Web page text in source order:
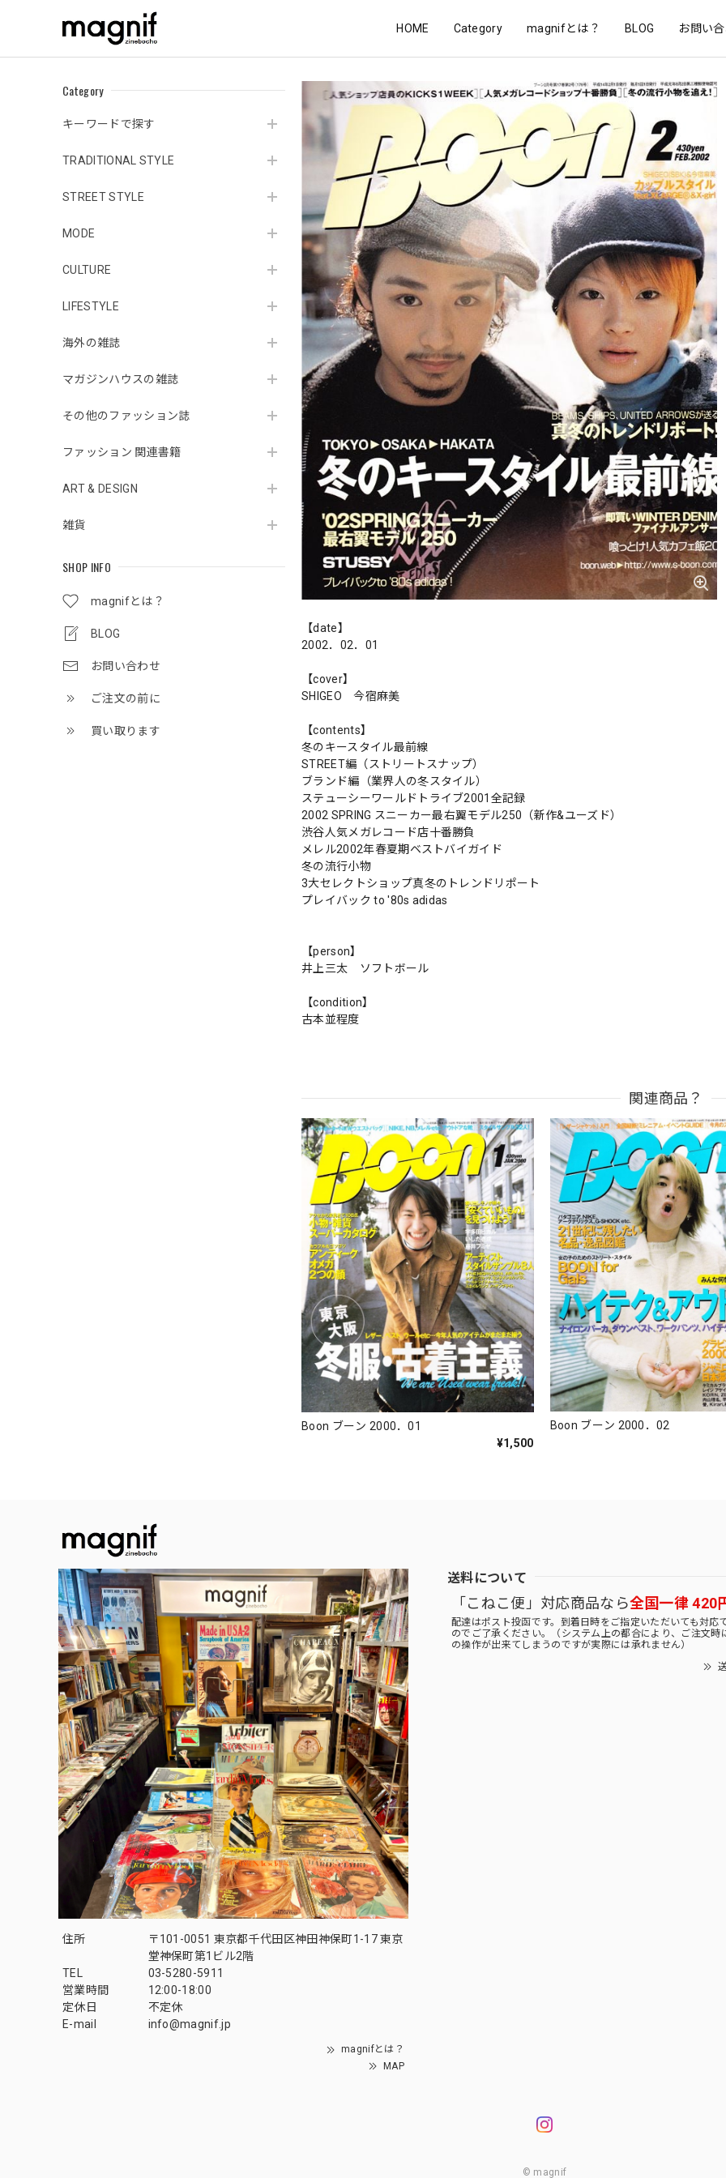
HOME Category magnifとは？ BLOG お問い
Category
キーワードで探す
TRADITIONAL STYLE
STREET STYLE
MODE
CULTURE
LIFESTYLE
海外の雑誌
マガジンハウスの雑誌
その他のファッション誌
ファッション 関連書籍
ART & DESIGN
雑貨
SHOP INFO
magnifとは？
BLOG
お問い合わせ
ご注文の前に
買い取ります
【date】
2002．02．01
【cover】
SHIGEO 今宿麻美
【contents】
冬のキースタイル最前線
STREET編（ストリートスナップ）
ブランド編（業界人の冬スタイル）
ステューシーワールドトライブ2001全記録
2002 SPRING スニーカー最右翼モデル250（新作&ユーズド）
渋谷人気メガレコード店十番勝負
メレル2002年春夏期ベストバイガイド
冬の流行小物
3大セレクトショップ真冬のトレンドリポート
プレイバック to '80s adidas
【person】
井上三太 ソフトボール
【condition】
古本並程度
関連商品？
Boon ブーン 2000．01
¥1,500
Boon ブーン 2000．02
住所
〒101-0051 東京都千代田区神田神保町1-17 東京
堂神保町第1ビル2階
TEL
03-5280-5911
営業時間
12:00-18:00
定休日
不定休
E-mail
info@magnif.jp
magnifとは？
MAP
送料について
「こねこ便」対応商品なら全国一律 420
配達はポスト投函です。到着日時をご指定いただいても対応
のでご了承ください。（システム上の都合により、ご注文時
の操作が出来てしまうのですが実際には承れません）
© magnif